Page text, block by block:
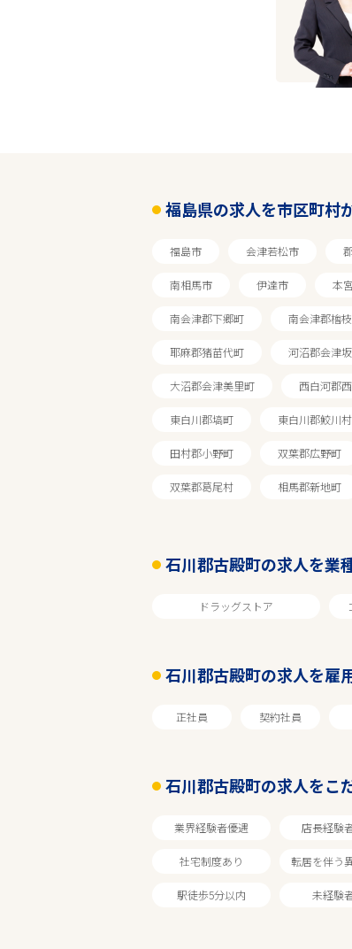
エリアで探す
石川郡古殿町
雇用形態
フリーワード
福島県の求人を市区町村
福島市 会津若松市
南相馬市 伊達市 本
南会津郡下郷町 南会津郡檜
耶麻郡猪苗代町 河沼郡会津
大沼郡会津美里町 西白河郡
東白川郡塙町 東白川郡鮫川村
田村郡小野町 双葉郡広野町
双葉郡葛尾村 相馬郡新地町
石川郡古殿町の求人を業
ドラッグストア
石川郡古殿町の求人を雇
正社員 契約社員
石川郡古殿町の求人をこ
業界経験者優遇 店長経験
社宅制度あり 転居を伴う
駅徒歩5分以内 未経験